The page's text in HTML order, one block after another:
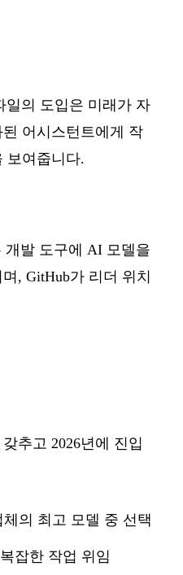
일의 도입은 미래가 자
어시스턴트에게 작
보여줍니다.
개발 도구에 AI 모델을
, GitHub가 리더 위치
추고 2026년에 진입
의 최고 모델 중 선택
잡한 작업 위임